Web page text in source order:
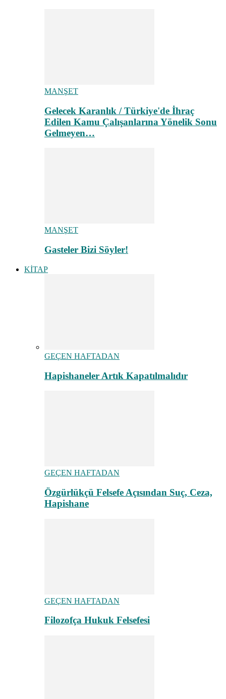
MANŞET
Gelecek Karanlık / Türkiye'de İhraç
Edilen Kamu Çalışanlarına Yönelik Sonu
Gelmeyen…
MANŞET
Gasteler Bizi Söyler!
KİTAP
GEÇEN HAFTADAN
Hapishaneler Artık Kapatılmalıdır
GEÇEN HAFTADAN
Özgürlükçü Felsefe Açısından Suç, Ceza,
Hapishane
GEÇEN HAFTADAN
Filozofça Hukuk Felsefesi